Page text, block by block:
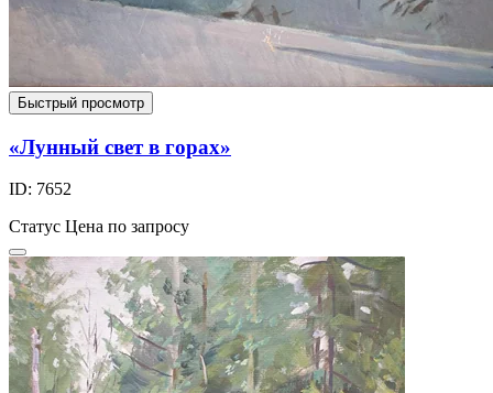
Быстрый просмотр
«Лунный свет в горах»
ID: 7652
Статус Цена по запросу